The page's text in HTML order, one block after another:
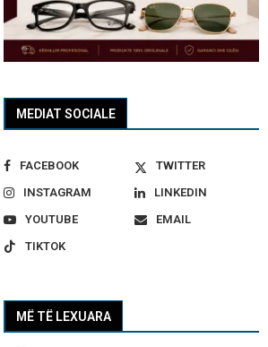
MEDIAT SOCIALE
FACEBOOK
TWITTER
INSTAGRAM
LINKEDIN
YOUTUBE
EMAIL
TIKTOK
MË TË LEXUARA